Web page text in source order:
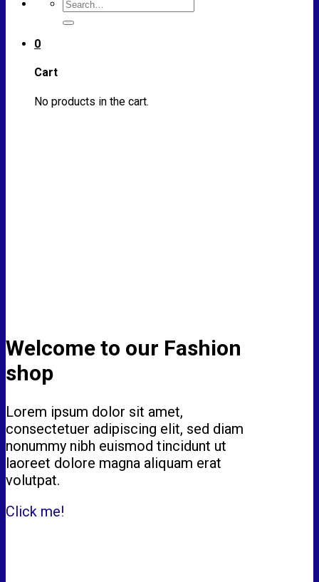
Search
for:
0
Cart
No products in the cart.
Welcome to our Fashion
shop
Lorem ipsum dolor sit amet,
consectetuer adipiscing elit, sed diam
nonummy nibh euismod tincidunt ut
laoreet dolore magna aliquam erat
volutpat.
Click me!